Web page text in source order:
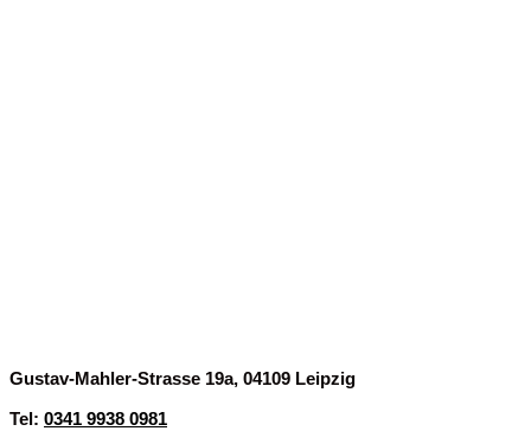
Gustav-Mahler-Strasse 19a, 04109 Leipzig
Tel: 0341 9938 0981